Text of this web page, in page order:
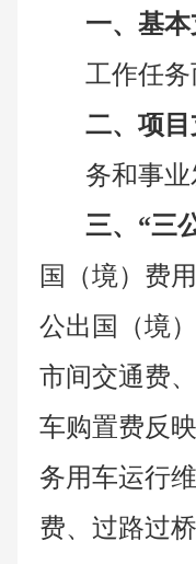
一、基本
工作任
二、项目
务和事业
三、 “三
国（境）费
公出国（境
市间交通费
车购置费反
务用车运行
费、过路过